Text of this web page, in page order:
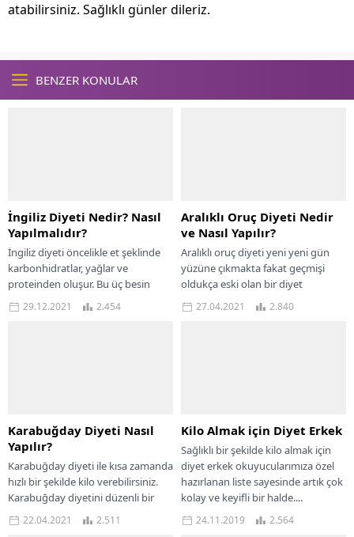
atabilirsiniz. Sağlıklı günler dileriz.
BENZER KONULAR
İngiliz Diyeti Nedir? Nasıl
Yapılmalıdır?
İngiliz diyeti öncelikle et şeklinde
karbonhidratlar, yağlar ve
proteinden oluşur. Bu üç besin
grubu, İngiliz diyetinin temel
taşlarıdır. İngiltere Halk...
29.12.2021 2.454
Aralıklı Oruç Diyeti Nedir
ve Nasıl Yapılır?
Aralıklı oruç diyeti yeni yeni gün
yüzüne çıkmakta fakat geçmişi
oldukça eski olan bir diyet
uygulaması olarak birçok insan
tarafından...
27.04.2021 2.840
Karabuğday Diyeti Nasıl
Yapılır?
Karabuğday diyeti ile kısa zamanda
hızlı bir şekilde kilo verebilirsiniz.
Karabuğday diyetini düzenli bir
şekilde uygularsanız 2 haftada 10
kilo...
22.04.2021 2.511
Kilo Almak için Diyet Erkek
Sağlıklı bir şekilde kilo almak için
diyet erkek okuyucularımıza özel
hazırlanan liste sayesinde artık çok
kolay ve keyifli bir halde....
24.11.2019 2.564